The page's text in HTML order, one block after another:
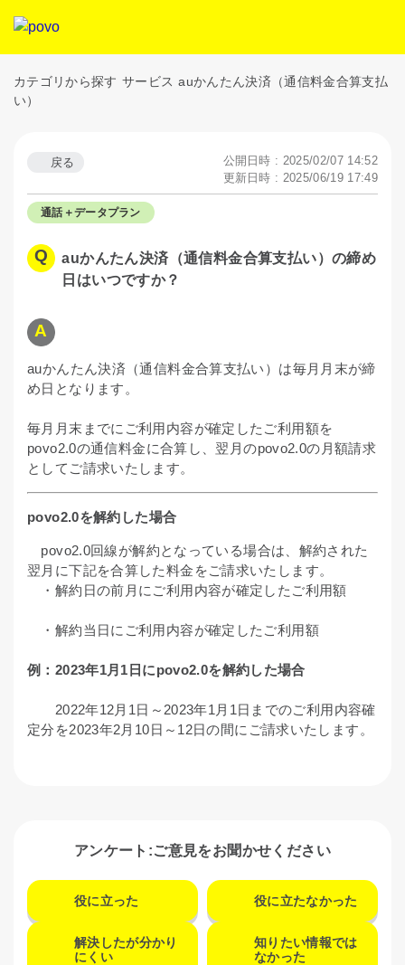
カテゴリから探す サービス auかんたん決済（通信料金合算支払
い）
戻る
公開日時 : 2025/02/07 14:52
更新日時 : 2025/06/19 17:49
通話＋データプラン
auかんたん決済（通信料金合算支払い）の締め
日はいつですか？
auかんたん決済（通信料金合算支払い）は毎月月末が締
め日となります。
毎月月末までにご利用内容が確定したご利用額を
povo2.0の通信料金に合算し、翌月のpovo2.0の月額請求
としてご請求いたします。
povo2.0を解約した場合
povo2.0回線が解約となっている場合は、解約された
翌月に下記を合算した料金をご請求いたします。
・解約日の前月にご利用内容が確定したご利用額
・解約当日にご利用内容が確定したご利用額
例：2023年1月1日にpovo2.0を解約した場合
2022年12月1日～2023年1月1日までのご利用内容確
定分を2023年2月10日～12日の間にご請求いたします。
アンケート:ご意見をお聞かせください
役に立った 役に立たなかった
解決したが分かり
にくい
知りたい情報では
なかった